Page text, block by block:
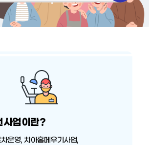
업
사업이란?
운영, 치아홈메우기사업,